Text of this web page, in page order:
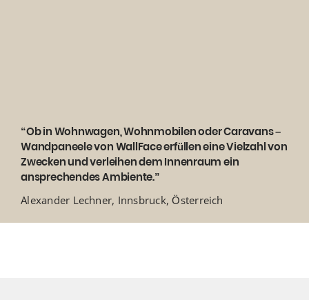
“Ob in Wohnwagen, Wohnmobilen oder Caravans –
Wandpaneele von WallFace erfüllen eine Vielzahl von
Zwecken und verleihen dem Innenraum ein
ansprechendes Ambiente.”
Alexander Lechner, Innsbruck, Österreich